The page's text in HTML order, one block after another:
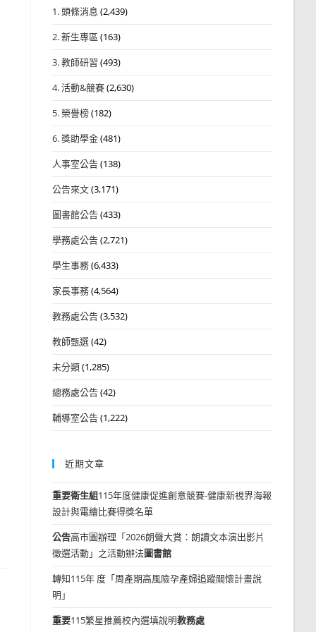
1. 頭條消息 (2,439)
2. 新生專區 (163)
3. 教師研習 (493)
4. 活動&競賽(2,630)
5. 榮譽榜(182)
6. 獎助學金(481)
人事室公告(138)
公告來文(3,171)
圖書館公告(433)
學務處公告(2,721)
學生事務(6,433)
家長事務(4,564)
教務處公告(3,532)
教師甄選(42)
未分類(1,285)
總務處公告(42)
輔導室公告(1,222)
近期文章
重要衛生組115年度健康促進創意競賽-健康新視界海報
設計與電繪比賽得獎名單
公告高市圖辦理「2026朗聲大賞：朗讀文本演出影片
徵選活動」之活動辦法圖書館
轉知115年 度「周產期高風險孕產婦追蹤關懷計畫說
明」
重要115繁星推薦校內選填說明教務處